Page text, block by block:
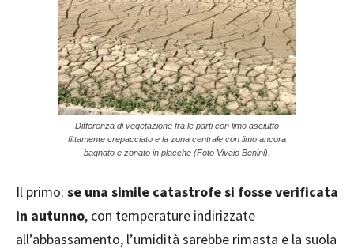
Differenza di vegetazione fra le parti con limo asciutto
fittamente crepacciato e la zona centrale con limo ancora
bagnato e zonato in placche (Foto Vivaio Benini).
Il primo: se una simile catastrofe si fosse verificata
in autunno, con temperature indirizzate
all’abbassamento, l’umidità sarebbe rimasta e la suola